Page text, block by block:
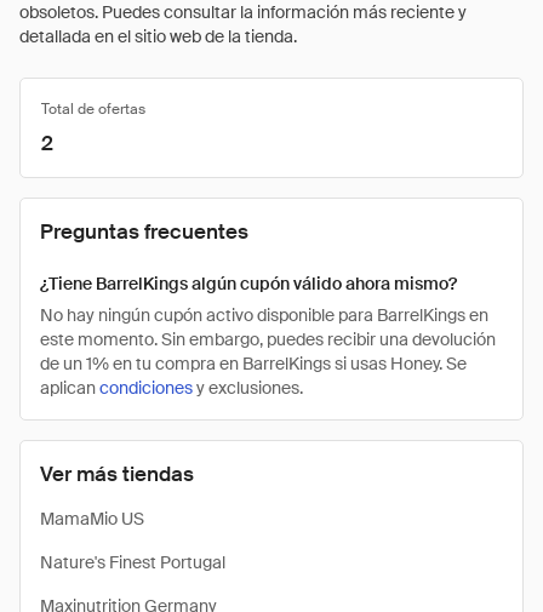
obsoletos. Puedes consultar la información más reciente y
detallada en el sitio web de la tienda.
Ver más tiendas
MamaMio US
Nature's Finest Portugal
Maxinutrition Germany
Total de ofertas
2
Preguntas frecuentes
¿Tiene BarrelKings algún cupón válido ahora mismo?
No hay ningún cupón activo disponible para BarrelKings en
este momento. Sin embargo, puedes recibir una devolución
de un 1% en tu compra en BarrelKings si usas Honey. Se
aplicancondicionesy exclusiones.